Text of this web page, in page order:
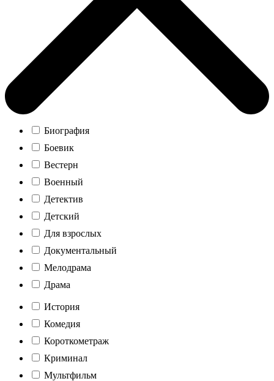
Биография
Боевик
Вестерн
Военный
Детектив
Детский
Для взрослых
Документальный
Мелодрама
Драма
История
Комедия
Короткометраж
Криминал
Мультфильм